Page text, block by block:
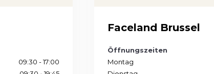
09:30 - 17:00
Faceland Brussel
Öffnungszeiten
Montag